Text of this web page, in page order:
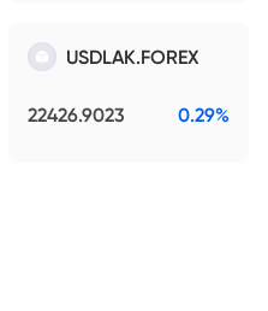
USDLAK.FOREX
22426.9023 0.29%